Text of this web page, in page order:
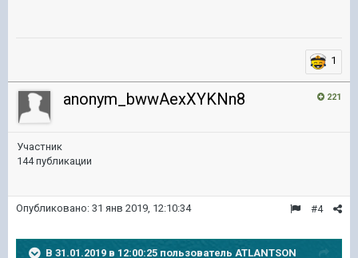
1
221
anonym_bwwAexXYKNn8
Участник
144 публикации
#4
Опубликовано: 31 янв 2019, 12:10:34
В 31.01.2019 в 12:00:25 пользователь ATLANTSON